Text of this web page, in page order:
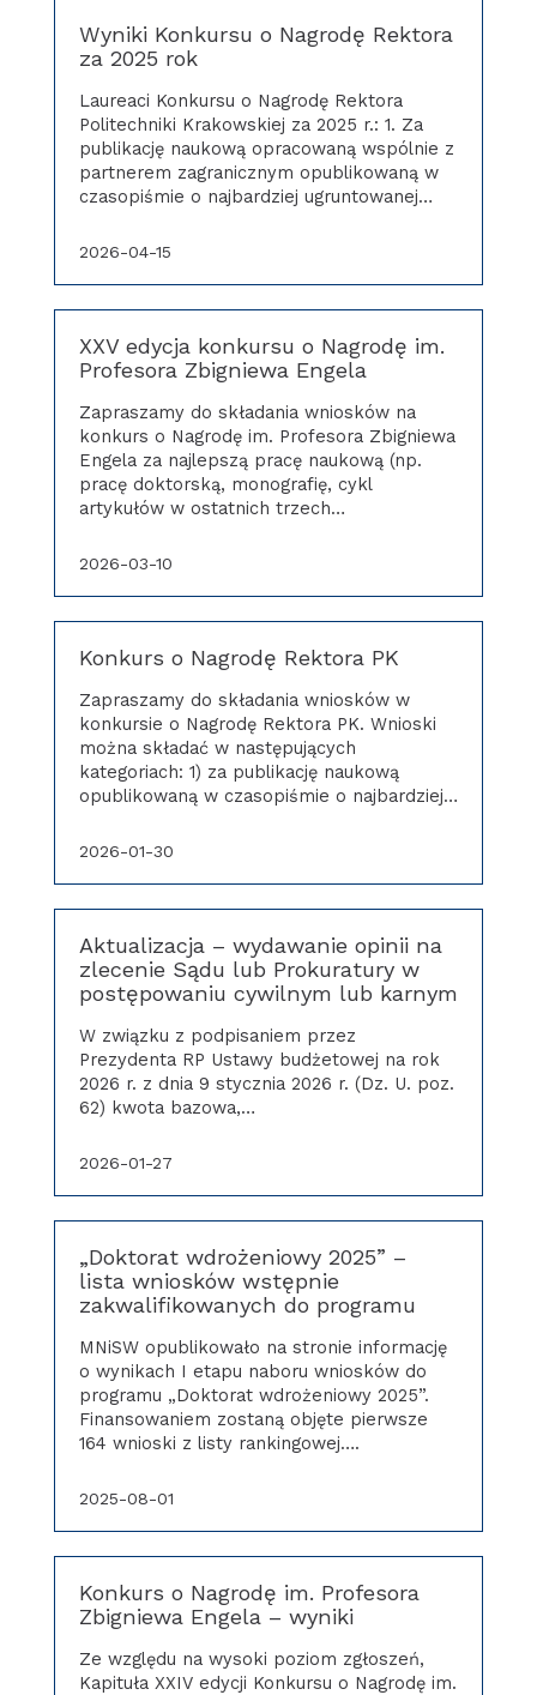
Wyniki Konkursu o Nagrodę Rektora
za 2025 rok
Laureaci Konkursu o Nagrodę Rektora
Politechniki Krakowskiej za 2025 r.: 1. Za
publikację naukową opracowaną wspólnie z
partnerem zagranicznym opublikowaną w
czasopiśmie o najbardziej ugruntowanej…
2026-04-15
XXV edycja konkursu o Nagrodę im.
Profesora Zbigniewa Engela
Zapraszamy do składania wniosków na
konkurs o Nagrodę im. Profesora Zbigniewa
Engela za najlepszą pracę naukową (np.
pracę doktorską, monografię, cykl
artykułów w ostatnich trzech…
2026-03-10
Konkurs o Nagrodę Rektora PK
Zapraszamy do składania wniosków w
konkursie o Nagrodę Rektora PK. Wnioski
można składać w następujących
kategoriach: 1) za publikację naukową
opublikowaną w czasopiśmie o najbardziej…
2026-01-30
Aktualizacja – wydawanie opinii na
zlecenie Sądu lub Prokuratury w
postępowaniu cywilnym lub karnym
W związku z podpisaniem przez
Prezydenta RP Ustawy budżetowej na rok
2026 r. z dnia 9 stycznia 2026 r. (Dz. U. poz.
62) kwota bazowa,…
2026-01-27
„Doktorat wdrożeniowy 2025” –
lista wniosków wstępnie
zakwalifikowanych do programu
MNiSW opublikowało na stronie informację
o wynikach I etapu naboru wniosków do
programu „Doktorat wdrożeniowy 2025”.
Finansowaniem zostaną objęte pierwsze
164 wnioski z listy rankingowej….
2025-08-01
Konkurs o Nagrodę im. Profesora
Zbigniewa Engela – wyniki
Ze względu na wysoki poziom zgłoszeń,
Kapituła XXIV edycji Konkursu o Nagrodę im.